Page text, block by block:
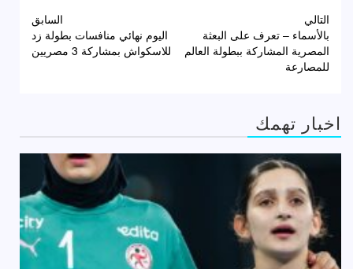
تصفّح
المقالات
السابق
اليوم نهائي منافسات بطولة زد
للاسكواش بمشاركة 3 مصريين
التالي
بالأسماء – تعرف على البعثة
المصرية المشاركة ببطولة العالم
للمصارعة
اخبار تهمك